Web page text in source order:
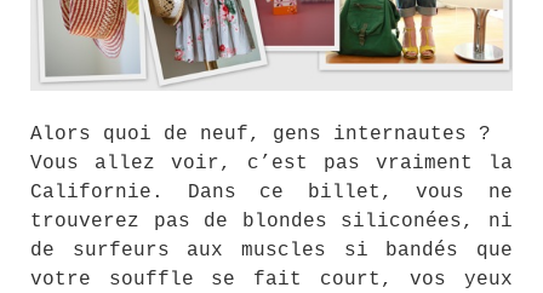
Alors quoi de neuf, gens internautes ?
Vous allez voir, c’est pas vraiment la
Californie. Dans ce billet, vous ne
trouverez pas de blondes siliconées, ni
de surfeurs aux muscles si bandés que
votre souffle se fait court, vos yeux